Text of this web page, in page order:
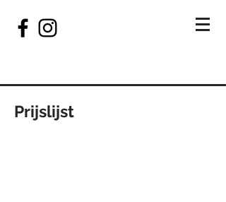
Prijslijst